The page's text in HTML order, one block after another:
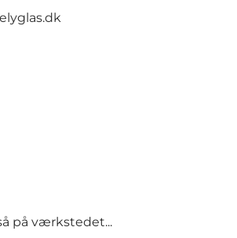
på værkstedet...